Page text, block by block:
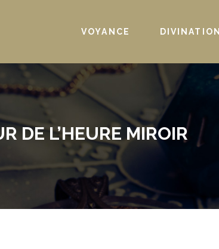
VOYANCE DIVINATION
DE L’HEURE MIROIR